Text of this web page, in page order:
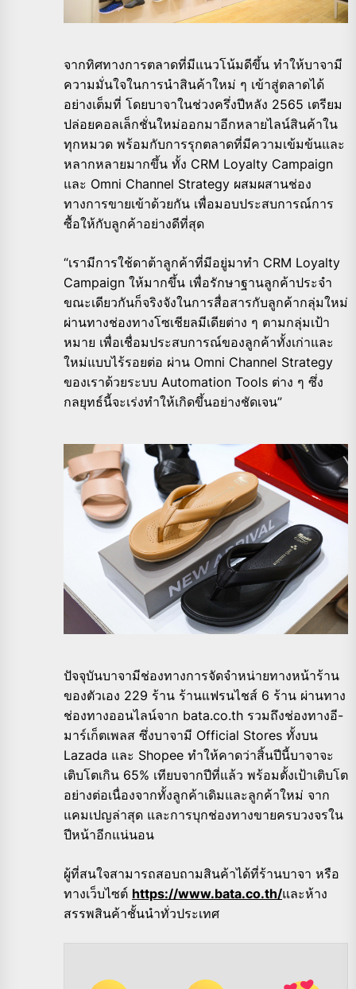
จากทิศทางการตลาดที่มีแนวโน้มดีขึ้น ทำให้บาจามี
ความมั่นใจในการนำสินค้าใหม่ ๆ เข้าสู่ตลาดได้
อย่างเต็มที่ โดยบาจาในช่วงครึ่งปีหลัง 2565 เตรียม
ปล่อยคอลเล็กชั่นใหม่ออกมาอีกหลายไลน์สินค้าใน
ทุกหมวด พร้อมกับการรุกตลาดที่มีความเข้มข้นและ
หลากหลายมากขึ้น ทั้ง CRM Loyalty Campaign
และ Omni Channel Strategy ผสมผสานช่อง
ทางการขายเข้าด้วยกัน เพื่อมอบประสบการณ์การ
ซื้อให้กับลูกค้าอย่างดีที่สุด
“เรามีการใช้ดาต้าลูกค้าที่มีอยู่มาทำ CRM Loyalty
Campaign ให้มากขึ้น เพื่อรักษาฐานลูกค้าประจำ
ขณะเดียวกันก็จริงจังในการสื่อสารกับลูกค้ากลุ่มใหม่
ผ่านทางช่องทางโซเชียลมีเดียต่าง ๆ ตามกลุ่มเป้า
หมาย เพื่อเชื่อมประสบการณ์ของลูกค้าทั้งเก่าและ
ใหม่แบบไร้รอยต่อ ผ่าน Omni Channel Strategy
ของเราด้วยระบบ Automation Tools ต่าง ๆ ซึ่ง
กลยุทธ์นี้จะเร่งทำให้เกิดขึ้นอย่างชัดเจน”
ปัจจุบันบาจามีช่องทางการจัดจำหน่ายทางหน้าร้าน
ของตัวเอง 229 ร้าน ร้านแฟรนไชส์ 6 ร้าน ผ่านทาง
ช่องทางออนไลน์จาก bata.co.th รวมถึงช่องทางอี-
มาร์เก็ตเพลส ซึ่งบาจามี Official Stores ทั้งบน
Lazada และ Shopee ทำให้คาดว่าสิ้นปีนี้บาจาจะ
เติบโตเกิน 65% เทียบจากปีที่แล้ว พร้อมตั้งเป้าเติบโต
อย่างต่อเนื่องจากทั้งลูกค้าเดิมและลูกค้าใหม่ จาก
แคมเปญล่าสุด และการบุกช่องทางขายครบวงจรใน
ปีหน้าอีกแน่นอน
ผู้ที่สนใจสามารถสอบถามสินค้าได้ที่ร้านบาจา หรือ
ทางเว็บไซต์ https://www.bata.co.th/และห้าง
สรรพสินค้าชั้นนำทั่วประเทศ